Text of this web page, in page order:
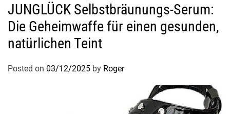
JUNGLÜCK Selbstbräunungs-Serum:
Die Geheimwaffe für einen gesunden,
natürlichen Teint
Posted on 03/12/2025 by Roger